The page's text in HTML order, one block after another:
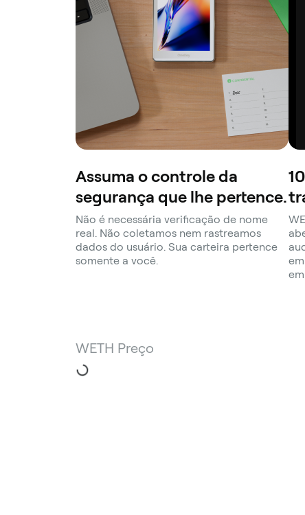
Assuma o controle da
segurança que lhe pertence.
Não é necessária verificação de nome
real. Não coletamos nem rastreamos
dados do usuário. Sua carteira pertence
somente a você.
WETH Preço